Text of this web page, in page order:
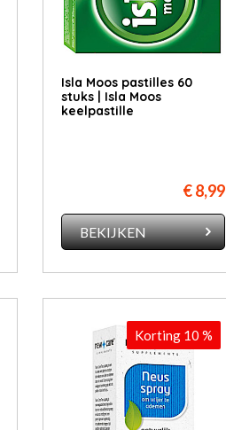
Isla Moos pas­til­les 60
stuks | Isla Moos
keelpastille
€ 8,99
BEKIJKEN
Korting 10 %